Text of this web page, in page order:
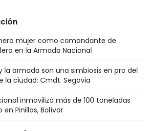
mujer como comandante de
en la Armada Nacional
la armada son una simbiosis en pro del
la ciudad: Cmdt. Segovia
inmovilizó más de 100 toneladas
Pinillos, Bolívar